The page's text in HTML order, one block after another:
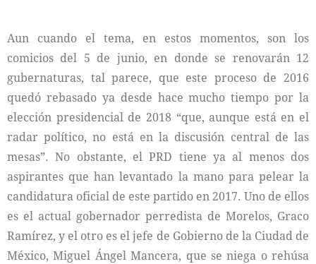
Aun cuando el tema, en estos momentos, son los
comicios del 5 de junio, en donde se renovarán 12
gubernaturas, tal parece, que este proceso de 2016
quedó rebasado ya desde hace mucho tiempo por la
elección presidencial de 2018 “que, aunque está en el
radar político, no está en la discusión central de las
mesas”. No obstante, el PRD tiene ya al menos dos
aspirantes que han levantado la mano para pelear la
candidatura oficial de este partido en 2017. Uno de ellos
es el actual gobernador perredista de Morelos, Graco
Ramírez, y el otro es el jefe de Gobierno de la Ciudad de
México, Miguel Ángel Mancera, que se niega o rehúsa